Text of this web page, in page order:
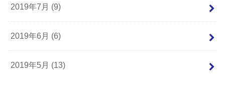
2019年7月 (9)
2019年6月 (6)
2019年5月 (13)